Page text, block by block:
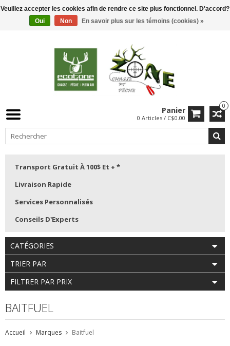
0
Panier
0 Articles / C$0.00
Transport Gratuit À 100$ Et + *
Livraison Rapide
Services Personnalisés
Conseils D'Experts
CATÉGORIES
TRIER PAR
FILTRER PAR PRIX
BAITFUEL
Accueil Marques Baitfuel
Veuillez accepter les cookies afin de rendre ce site plus fonctionnel. D'accord?
Oui
Non En savoir plus sur les témoins (cookies) »